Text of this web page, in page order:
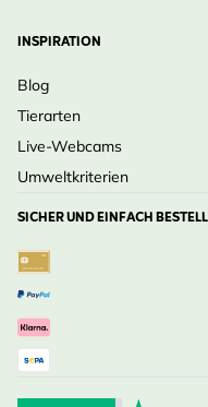
INSPIRATION
Blog
Tierarten
Live-Webcams
Umweltkriterien
SICHER UND EINFACH